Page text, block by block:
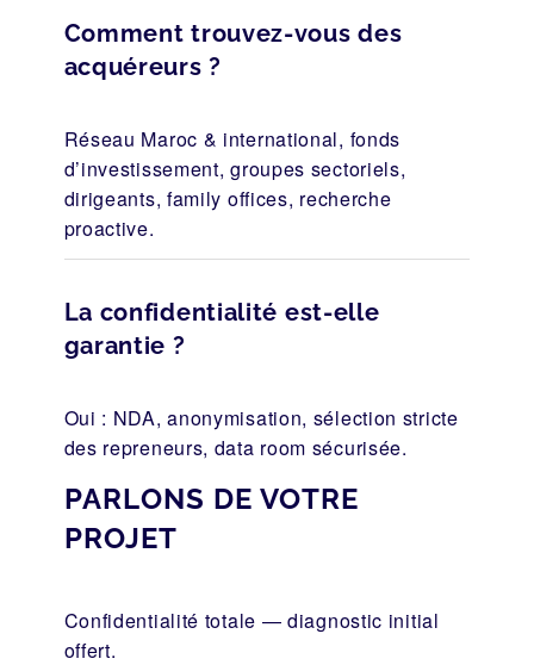
Comment trouvez-vous des
acquéreurs ?
Réseau Maroc & international, fonds
d’investissement, groupes sectoriels,
dirigeants, family offices, recherche
proactive.
La confidentialité est-elle
garantie ?
Oui : NDA, anonymisation, sélection stricte
des repreneurs, data room sécurisée.
PARLONS DE VOTRE
PROJET
Confidentialité totale — diagnostic initial
offert.